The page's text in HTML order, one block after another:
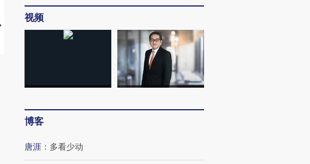
【推广】走进第四届链博
会，让数智科技“链”接产
【特别呈现】寻找100种
有意思的生活方式·第三对
CFO：不靠规模取胜，华
住三大增长引擎是什么？
视频
博客
唐涯 ： 多看少动